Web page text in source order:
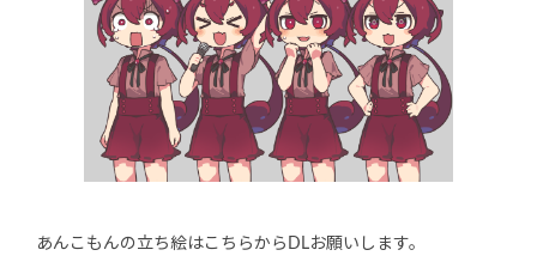
あんこもんの立ち絵はこちらからDLお願いします。